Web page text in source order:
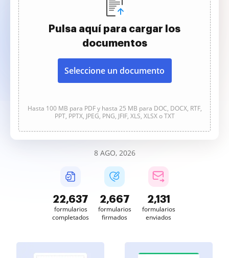
Pulsa aquí para cargar los
documentos
Seleccione un documento
Hasta 100 MB para PDF y hasta 25 MB para DOC, DOCX, RTF,
PPT, PPTX, JPEG, PNG, JFIF, XLS, XLSX o TXT
8 AGO, 2026
22,638
formularios
completados
2,667
formularios
firmados
2,131
formularios
enviados